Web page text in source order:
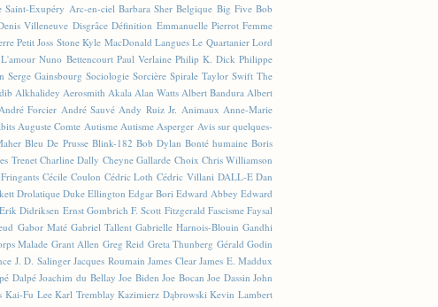
Saint-Exupéry Arc-en-ciel Barbara Sher Belgique Big Five Bob
Villeneuve Disgrâce Définition Emmanuelle Pierrot Femme
Petit Joss Stone Kyle MacDonald Langues Le Quartanier Lord
Nuno Bettencourt Paul Verlaine Philip K. Dick Philippe
Serge Gainsbourg Sociologie Sorcière Spirale Taylor Swift The
Alkhalidey Aerosmith Akala Alan Watts Albert Bandura Albert
André Forcier André Sauvé Andy Ruiz Jr. Animaux Anne-Marie
Auguste Comte Autisme Autisme Asperger Avis sur quelques-
Bleu De Prusse Blink-182 Bob Dylan Bonté humaine Boris
Trenet Charline Dally Cheyne Gallarde Choix Chris Williamson
Cécile Coulon Cédric Loth Cédric Villani DALL-E Dan
Drolatique Duke Ellington Edgar Bori Edward Abbey Edward
Erik Didriksen Ernst Gombrich F. Scott Fitzgerald Fascisme Faysal
Gabor Maté Gabriel Tallent Gabrielle Harnois-Blouin Gandhi
Malade Grant Allen Greg Reid Greta Thunberg Gérald Godin
J. D. Salinger Jacques Roumain James Clear James E. Maddux
Dalpé Joachim du Bellay Joe Biden Joe Bocan Joe Dassin John
Kai-Fu Lee Karl Tremblay Kazimierz Dąbrowski Kevin Lambert